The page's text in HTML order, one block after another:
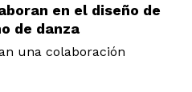
en el diseño de
de danza
una colaboración